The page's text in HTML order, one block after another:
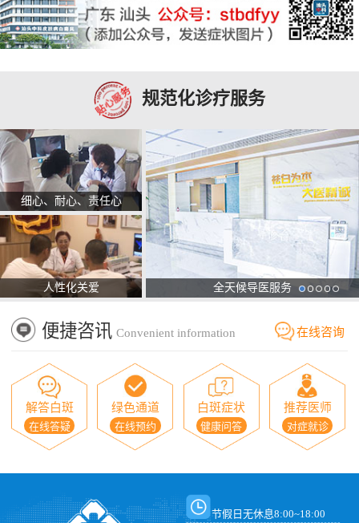
规范化诊疗服务
细心、耐心、责任心
人性化关爱 全天候导医服务
便捷咨讯 Convenient information 在线咨询
解答白斑
在线答疑
绿色通道
在线预约
白斑症状
健康问答
推荐医师
对症就诊
节假日无休息8:00~18:00